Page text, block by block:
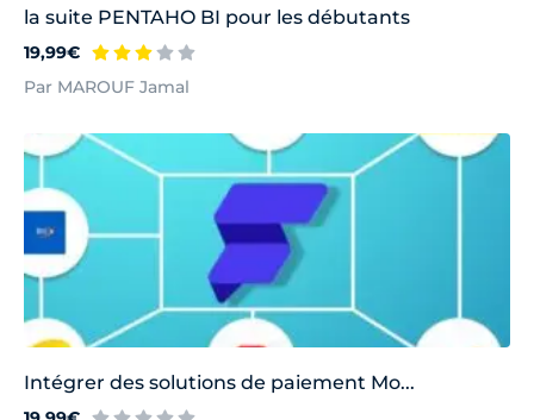
la suite PENTAHO BI pour les débutants
19,99€
Par MAROUF Jamal
Intégrer des solutions de paiement Mo...